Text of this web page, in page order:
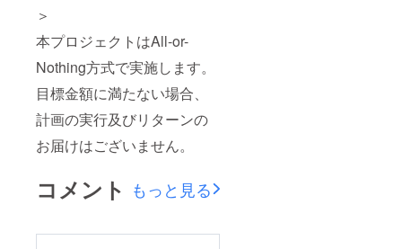
＞
本プロジェクトはAll-or-
Nothing方式で実施します。
目標金額に満たない場合、
計画の実行及びリターンの
お届けはございません。
コメント もっと見る